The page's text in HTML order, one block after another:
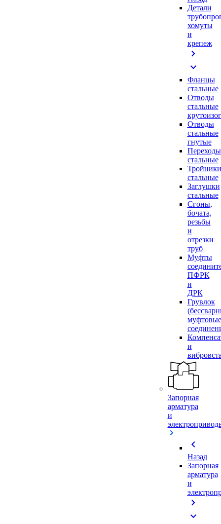
Детали
хомуты
и
крепеж
chevron_right
expand_more
Фланцы
стальные
Отводы
стальные
Отводы
стальные
гнутые
Переходы
стальные
Тройники
стальные
Заглушки
стальные
Сгоны,
бочата,
резьбы
и
отрезки
труб
Муфты
ПФРК
и
ДРК
Грувлок
муфтовые
и
Запорная
арматура
и
chevron_left
Назад
Запорная
арматура
и
chevron_right
expand_more